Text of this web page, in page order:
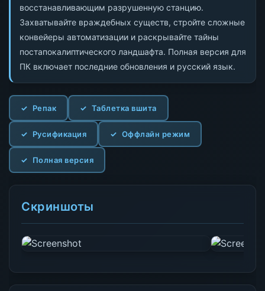
восстанавливающим разрушенную станцию.
Захватывайте враждебных существ, стройте сложные
конвейеры автоматизации и раскрывайте тайны
постапокалиптического ландшафта. Полная версия для
ПК включает последние обновления и русский язык.
Репак Таблетка вшита
Русификация Оффлайн режим
Полная версия
Скриншоты